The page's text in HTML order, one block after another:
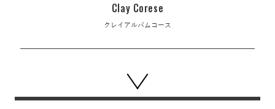
Clay Corese
クレイアルバムコース